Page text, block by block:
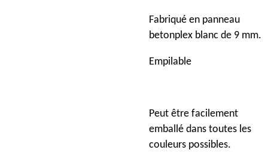
Fabriqué en panneau
betonplex blanc de 9 mm.
Empilable
Peut être facilement
emballé dans toutes les
couleurs possibles.